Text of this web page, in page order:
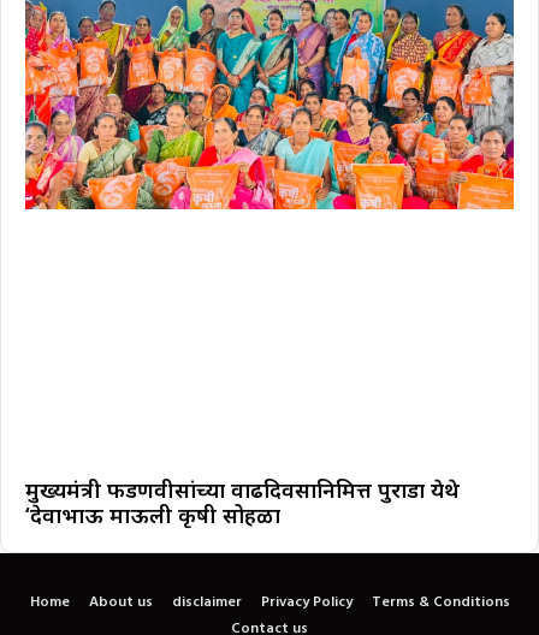
मुख्यमंत्री फडणवीसांच्या वाढदिवसानिमित्त पुराडा येथे
‘देवाभाऊ माऊली कृषी सोहळा
Home About us disclaimer Privacy Policy
Terms & Conditions
Contact us